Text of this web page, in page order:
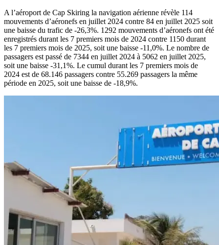
A l’aéroport de Cap Skiring la navigation aérienne révèle 114
mouvements d’aéronefs en juillet 2024 contre 84 en juillet 2025 soit
une baisse du trafic de -26,3%. 1292 mouvements d’aéronefs ont été
enregistrés durant les 7 premiers mois de 2024 contre 1150 durant
les 7 premiers mois de 2025, soit une baisse -11,0%. Le nombre de
passagers est passé de 7344 en juillet 2024 à 5062 en juillet 2025,
soit une baisse -31,1%. Le cumul durant les 7 premiers mois de
2024 est de 68.146 passagers contre 55.269 passagers la même
période en 2025, soit une baisse de -18,9%.